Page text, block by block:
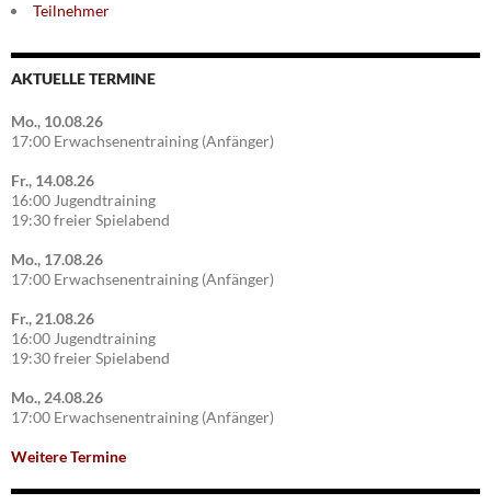
Teilnehmer
AKTUELLE TERMINE
Mo., 10.08.26
17:00 Erwachsenentraining (Anfänger)
Fr., 14.08.26
16:00 Jugendtraining
19:30 freier Spielabend
Mo., 17.08.26
17:00 Erwachsenentraining (Anfänger)
Fr., 21.08.26
16:00 Jugendtraining
19:30 freier Spielabend
Mo., 24.08.26
17:00 Erwachsenentraining (Anfänger)
Weitere Termine